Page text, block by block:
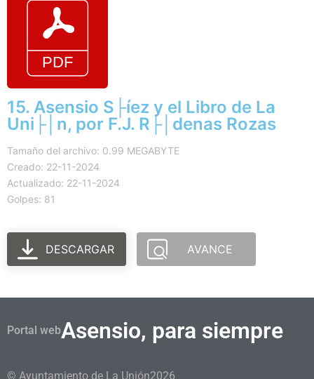
15. Asensio S├íez y el Libro de La
Uni├│n, por F.J. R├│denas Rozas
Tamaño del archivo: 0.99 MEGABYTE
Creado: 22-11-2024
Actualizado: 22-11-2024
Golpes: 81
DESCARGAR AVANCE
Portal webAsensio, para siempre
© Ayuntamiento de La Unión2026